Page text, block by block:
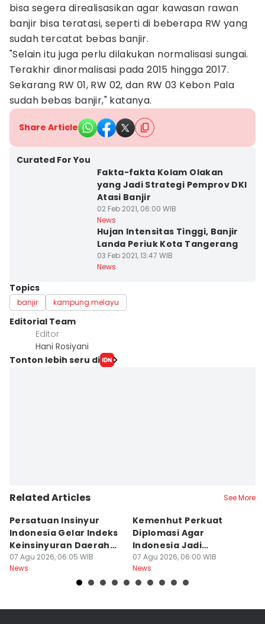
bisa segera direalisasikan agar kawasan rawan
banjir bisa teratasi, seperti di beberapa RW yang
sudah tercatat bebas banjir.
"Selain itu juga perlu dilakukan normalisasi sungai.
Terakhir dinormalisasi pada 2015 hingga 2017.
Sekarang RW 01, RW 02, dan RW 03 Kebon Pala
sudah bebas banjir," katanya.
Share Article
Curated For You
Fakta-fakta Kolam Olakan
yang Jadi Strategi Pemprov DKI
Atasi Banjir
02 Feb 2021, 06:00 WIB
News
Hujan Intensitas Tinggi, Banjir
Landa Periuk Kota Tangerang
03 Feb 2021, 13:47 WIB
News
Topics
banjir kampung melayu
Editorial Team
Editor
Hani Rosiyani
Tonton lebih seru di
Related Articles See More
Persatuan Insinyur
Indonesia Gelar Indeks
Keinsinyuran Daerah
dan CAFEO 44
07 Agu 2026, 06:05 WIB
News
Kemenhut Perkuat
Diplomasi Agar
Indonesia Jadi
Pemimpin Kehutanan
Global
07 Agu 2026, 06:00 WIB
News